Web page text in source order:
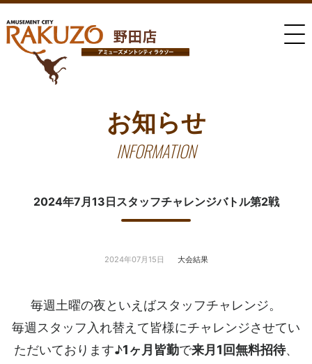
お知らせ
INFORMATION
2024年7月13日スタッフチャレンジバトル第2戦
2024年07月15日 大会結果
毎週土曜の夜といえばスタッフチャレンジ。
毎週スタッフ入れ替えて皆様にチャレンジさせてい
ただいております♪1ヶ月皆勤で来月1回無料招待、